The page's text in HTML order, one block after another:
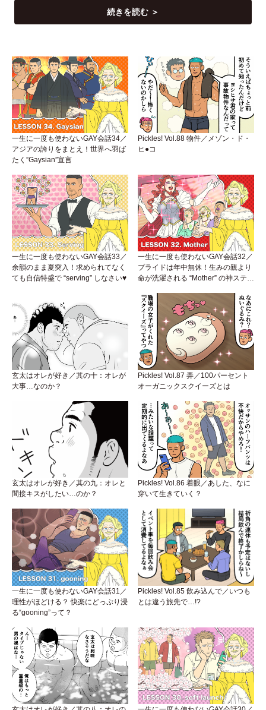
続きを読む ＞
一生に一度も使わないGAY会話34／
アジアの誇りをまとえ！世界へ羽ば
たく”Gaysian”宣言
Pickles! Vol.88 物件／メゾン・ド・
ヒ●コ
一生に一度も使わないGAY会話33／
余韻のまま夏突入！求められてなく
ても自信特盛で “serving” しなさい♥
一生に一度も使わないGAY会話32／
プライドは年中無休！生みの親より
命が洗濯される “Mother” の神ステー
玄太はオレが好き／其の十：オレが
大事…なのか？
Pickles! Vol.87 弄／100パーセント
オーガニックスクイーズとは
玄太はオレが好き／其の九：オレと
間接キスがしたい…のか？
Pickles! Vol.86 着眼／あした、なに
穿いて生きていく？
一生に一度も使わないGAY会話31／
理性がほどける？ 快楽にどっぷり浸
る“gooning”って？
Pickles! Vol.85 飲み込んで／いつも
とは違う旅先で…!?